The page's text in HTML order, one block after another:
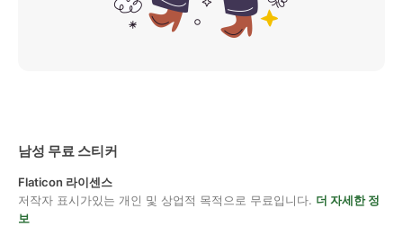
남성 무료 스티커
Flaticon 라이센스
저작자 표시가있는 개인 및 상업적 목적으로 무료입니다. 더 자세한 정
보